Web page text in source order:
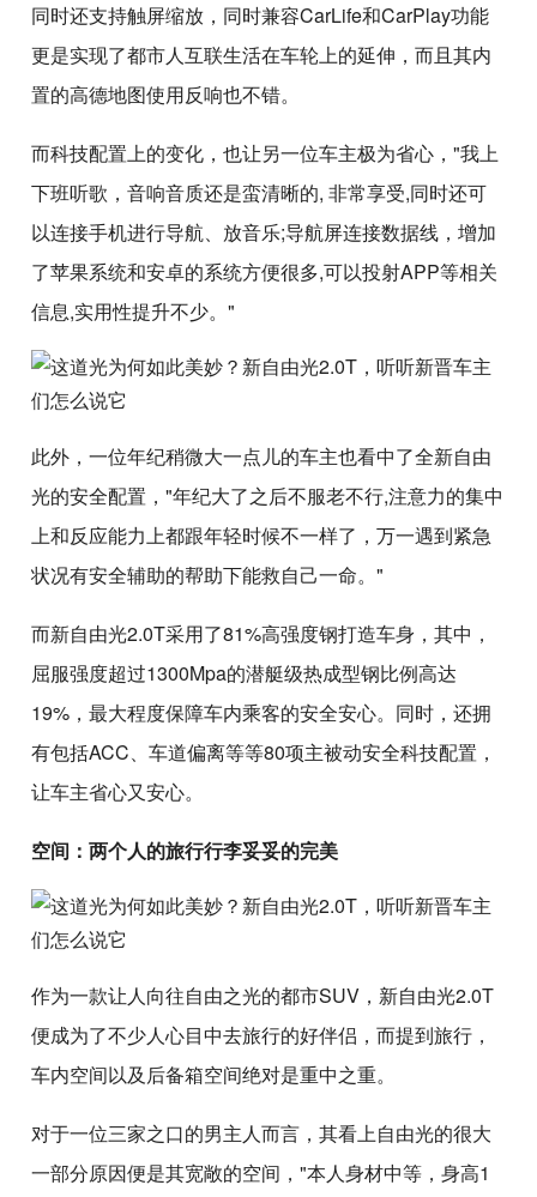
同时还支持触屏缩放，同时兼容CarLife和CarPlay功能
更是实现了都市人互联生活在车轮上的延伸，而且其内
置的高德地图使用反响也不错。
而科技配置上的变化，也让另一位车主极为省心，"我上
下班听歌，音响音质还是蛮清晰的, 非常享受,同时还可
以连接手机进行导航、放音乐;导航屏连接数据线，增加
了苹果系统和安卓的系统方便很多,可以投射APP等相关
信息,实用性提升不少。"
此外，一位年纪稍微大一点儿的车主也看中了全新自由
光的安全配置，"年纪大了之后不服老不行,注意力的集中
上和反应能力上都跟年轻时候不一样了，万一遇到紧急
状况有安全辅助的帮助下能救自己一命。"
而新自由光2.0T采用了81%高强度钢打造车身，其中，
屈服强度超过1300Mpa的潜艇级热成型钢比例高达
19%，最大程度保障车内乘客的安全安心。同时，还拥
有包括ACC、车道偏离等等80项主被动安全科技配置，
让车主省心又安心。
空间：两个人的旅行行李妥妥的完美
作为一款让人向往自由之光的都市SUV，新自由光2.0T
便成为了不少人心目中去旅行的好伴侣，而提到旅行，
车内空间以及后备箱空间绝对是重中之重。
对于一位三家之口的男主人而言，其看上自由光的很大
一部分原因便是其宽敞的空间，"本人身材中等，身高1